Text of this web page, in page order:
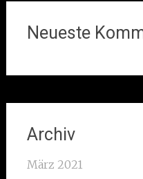
Neueste
Archiv
März 2021